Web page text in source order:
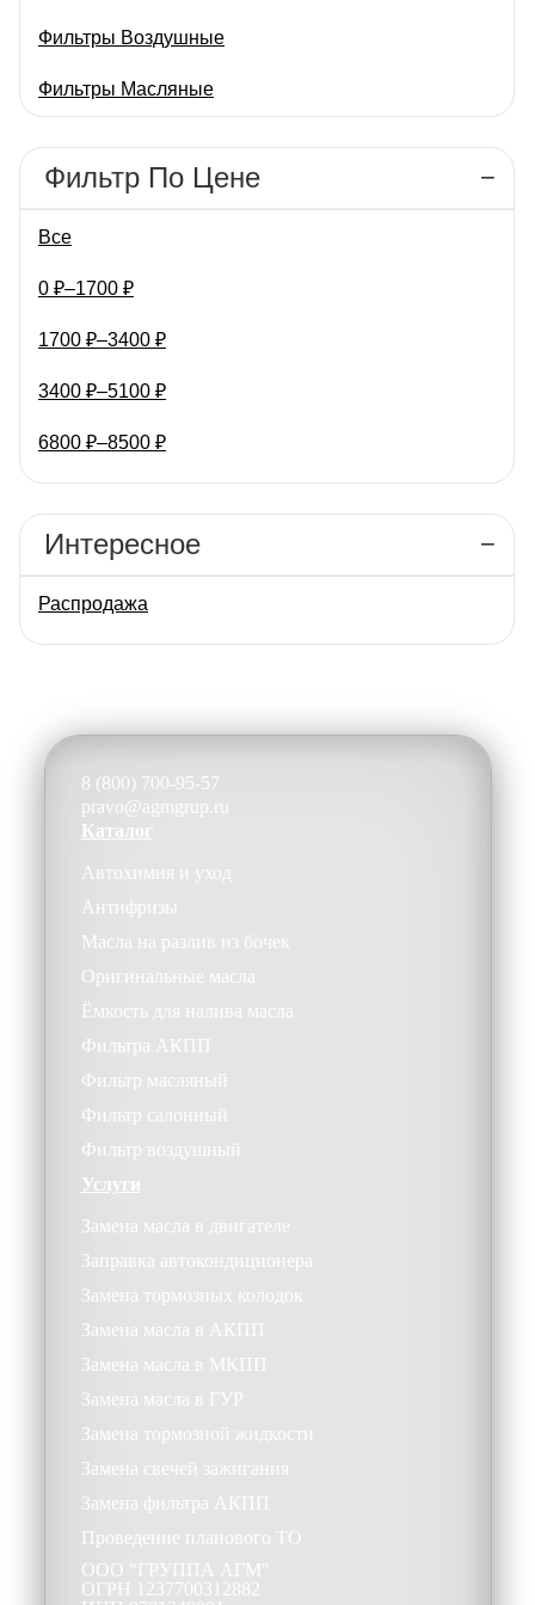
работу при различных
нагрузках. Фильтр
Фильтры Воздушные
Фильтры Масляные
Фильтр По Цене
Все
0 ₽–1700 ₽
1700 ₽–3400 ₽
3400 ₽–5100 ₽
6800 ₽–8500 ₽
Интересное
Распродажа
8 (800) 700-95-57
pravo@agmgrup.ru
Каталог
Автохимия и уход
Антифризы
Масла на разлив из бочек
Оригинальные масла
Ёмкость для налива масла
Фильтра АКПП
Фильтр масляный
Фильтр салонный
Фильтр воздушный
Услуги
Замена масла в двигателе
Заправка автокондиционера
Замена тормозных колодок
Замена масла в АКПП
Замена масла в МКПП
Замена масла в ГУР
Замена тормозной жидкости
Замена свечей зажигания
Замена фильтра АКПП
Проведение планового ТО
ООО "ГРУППА АГМ"
ОГРН 1237700312882